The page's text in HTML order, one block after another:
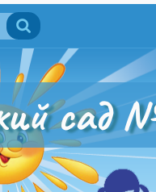
сад